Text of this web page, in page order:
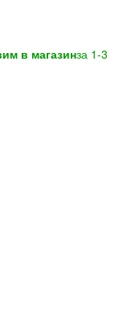
в магазинза 1-3